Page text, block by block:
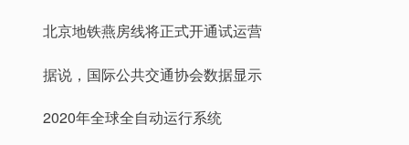
北京地铁燕房线将正式开通试运营
据说，国际公共交通协会数据显示
2020年全球全自动运行系统